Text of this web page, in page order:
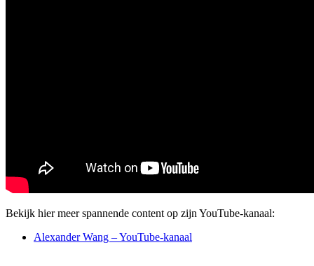
Bekijk hier meer spannende content op zijn YouTube-kanaal:
Alexander Wang – YouTube-kanaal